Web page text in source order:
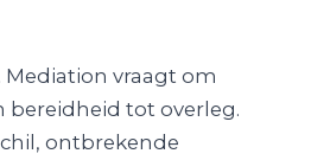
Mediation vraagt om
bereidheid tot overleg.
ontbrekende